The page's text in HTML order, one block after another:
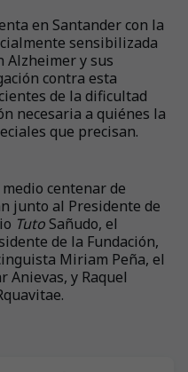
en Santander con la
sensibilizada
Alzheimer y sus
contra esta
de la dificultad
necesaria a quiénes la
que precisan.
centenar de
junto al Presidente de
TutoSañudo, el
de la Fundación,
Miriam Peña, el
Anievas, y Raquel